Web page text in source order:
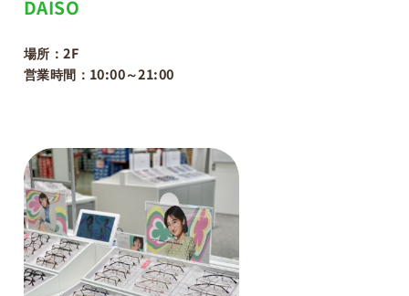
DAISO
場所：2F
営業時間：10:00～21:00